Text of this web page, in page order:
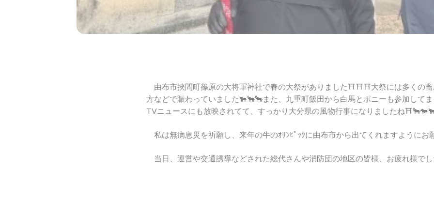
由布市挾間町篠原の大将軍神社で春の大祭がありました⛩️⛩️⛩️大祭には多くの畜
方などで賑わっていました🐂🐂🐂また、九重町飯田から白馬とポニーも参加して
TVニュースにも放映されてて、すっかり大分県の風物行事になりましたね
私は無病息災を祈願し、来年の牛のｵﾘﾝﾋﾟｯｸに由布市から出てくれますようにお
当日、運営や交通誘導などされた総代さんや消防団の地区の皆様、お疲れ様でし